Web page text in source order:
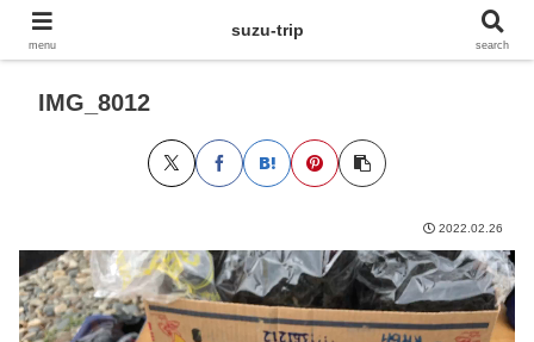
IMG_8012
2022.02.26
画
プ
menu
suzu-trip
search